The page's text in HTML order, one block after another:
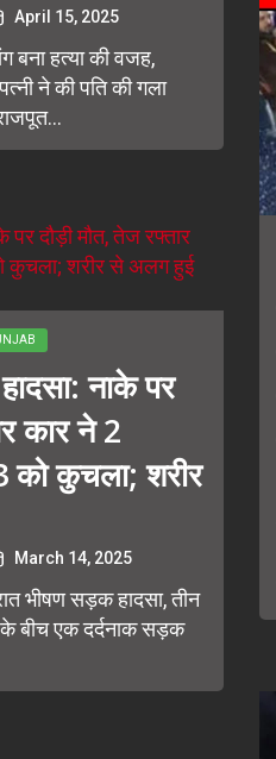
April 15, 2025
बना हत्या की वजह,
ने की पति की गला
नाके पर
कार ने 2
को कुचला; शरीर
March 14, 2025
भीषण सड़क हादसा, तीन
बीच एक दर्दनाक सड़क